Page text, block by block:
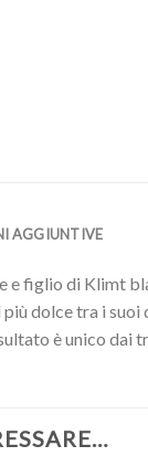
AGGIUNTIVE
e figlio di Klimt
più dolce tra i
è unico dai